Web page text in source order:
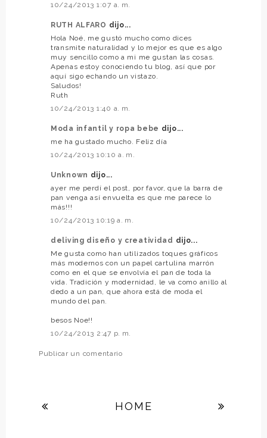
10/24/2013 1:07 a. m.
RUTH ALFARO dijo...
Hola Noé, me gustó mucho como dices
transmite naturalidad y lo mejor es que es algo
muy sencillo como a mi me gustan las cosas.
Apenas estoy conociendo tu blog, así que por
aquí sigo echando un vistazo.
Saludos!
Ruth
10/24/2013 1:40 a. m.
Moda infantil y ropa bebe dijo...
me ha gustado mucho. Feliz día
10/24/2013 10:10 a. m.
Unknown dijo...
ayer me perdí el post, por favor, que la barra de
pan venga así envuelta es que me parece lo
más!!!
10/24/2013 10:19 a. m.
deliving diseño y creatividad dijo...
Me gusta como han utilizados toques gráficos
más modernos con un papel cartulina marrón
como en el que se envolvía el pan de toda la
vida. Tradición y modernidad, le va como anillo al
dedo a un pan, que ahora está de moda el
mundo del pan.
besos Noe!!
10/24/2013 2:47 p. m.
Publicar un comentario
HOME